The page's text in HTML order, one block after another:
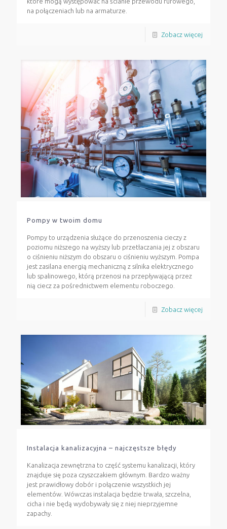
na połączeniach lub na armaturze.
Zobacz więcej
Pompy w twoim domu
Pompy to urządzenia służące do przenoszenia cieczy z
poziomu niższego na wyższy lub przetłaczania jej z obszaru
o ciśnieniu niższym do obszaru o ciśnieniu wyższym. Pompa
jest zasilana energią mechaniczną z silnika elektrycznego
lub spalinowego, którą przenosi na przepływającą przez
nią ciecz za pośrednictwem elementu roboczego.
Zobacz więcej
Instalacja kanalizacyjna – najczęstsze błędy
Kanalizacja zewnętrzna to część systemu kanalizacji, który
znajduje się poza czyszczakiem głównym. Bardzo ważny
jest prawidłowy dobór i połączenie wszystkich jej
elementów. Wówczas instalacja będzie trwała, szczelna,
cicha i nie będą wydobywały się z niej nieprzyjemne
zapachy.